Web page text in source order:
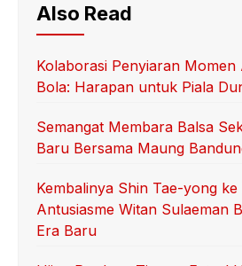
Also Read
Kolaborasi Penyiaran
Bola: Harapan untuk Piala
Semangat Membara Balsa
Baru Bersama Maung
Kembalinya Shin Tae-yong ke
Antusiasme Witan Sulaeman
Era Baru